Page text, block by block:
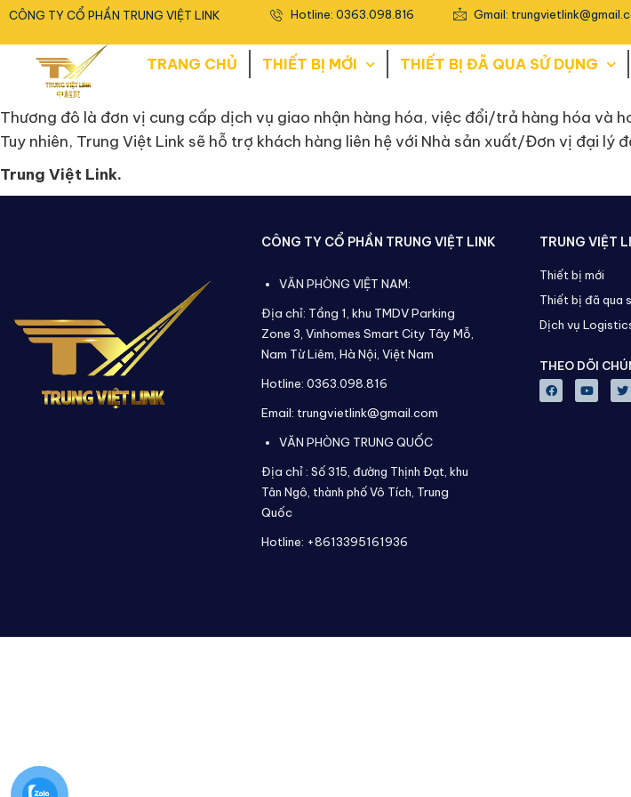
CÔNG TY CỔ PHẦN TRUNG VIỆT LINK Hotline: 0363.098.816 Gmail:
TRANG CHỦ THIẾT BỊ MỚI THIẾT BỊ ĐÃ QUA SỬ DỤNG
Thương đô là đơn vị cung cấp dịch vụ giao nhận hàng hóa, việc đổi/trả hàng hóa và
Tuy nhiên, Trung Việt Link sẽ hỗ trợ khách hàng liên hệ với Nhà sản xuất/Đơn vị đại
Trung Việt Link.
CÔNG TY CỔ PHẦN TRUNG VIỆT LINK
VĂN PHÒNG VIỆT NAM:
Địa chỉ: Tầng 1, khu TMDV Parking
Zone 3, Vinhomes Smart City Tây Mỗ,
Nam Từ Liêm, Hà Nội, Việt Nam
Hotline: 0363.098.816
Email: trungvietlink@gmail.com
VĂN PHÒNG TRUNG QUỐC
Địa chỉ : Số 315, đường Thịnh Đạt, khu
Tân Ngô, thành phố Vô Tích, Trung
Quốc
Hotline: +8613395161936
TRUNG VIỆT
Thiết bị mới
Thiết bị đã qua
Dịch vụ
THEO DÕI